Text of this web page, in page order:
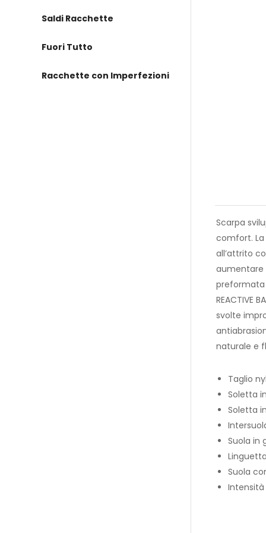
Saldi Racchette
Fuori Tutto
Racchette con Imperfezioni
Scarpa
comfort. La
all’attrito
aumentare
preformata
REACTIVE
svolte
naturale e
Taglio
Soletta
Soletta
Suola in
Suola
Intensità